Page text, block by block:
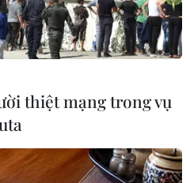
thiệt mạng trong vụ